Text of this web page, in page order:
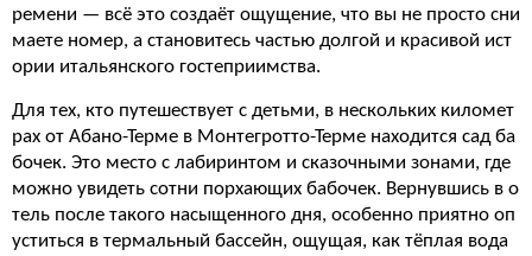
ремени — всё это создаёт ощущение, что вы не просто сни
маете номер, а становитесь частью долгой и красивой ист
ории итальянского гостеприимства.
Для тех, кто путешествует с детьми, в нескольких километ
рах от Абано-Терме в Монтегротто-Терме находится сад ба
бочек. Это место с лабиринтом и сказочными зонами, где
можно увидеть сотни порхающих бабочек. Вернувшись в о
тель после такого насыщенного дня, особенно приятно оп
уститься в термальный бассейн, ощущая, как тёплая вода